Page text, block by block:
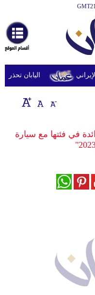
أخبارعاجلة
رياضة
ثقافة
إقتصاد
وموسيقى
اليابان تحذر من
في فئتها مع سيارة